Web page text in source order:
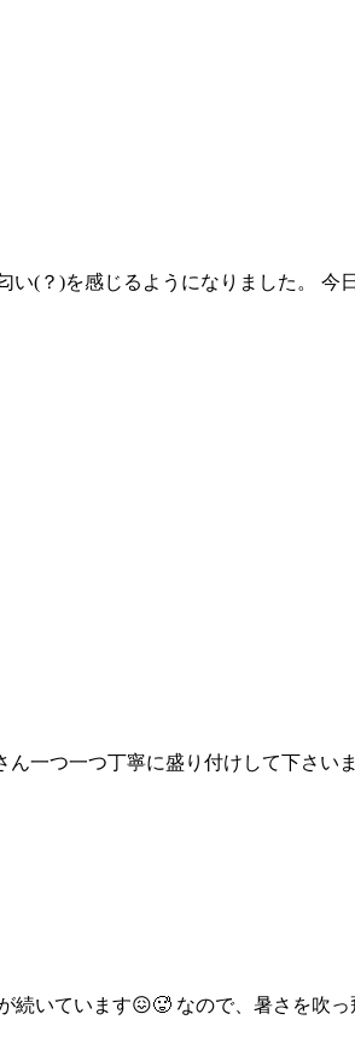
(？)を感じるようになりました。
一つ一つ丁寧に盛り付けして下さ
続いています😖🥵 なので、暑さを